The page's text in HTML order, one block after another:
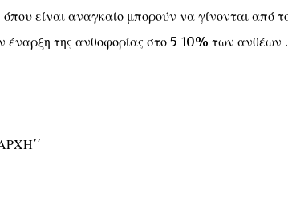
είναι αναγκαίο μπορούν να γίνονται από
έναρξη της ανθοφορίας στο 5-10% των ανθέων .